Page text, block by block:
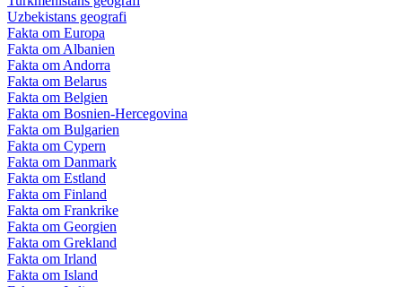
Uzbekistans geografi
Fakta om Europa
Fakta om Albanien
Fakta om Andorra
Fakta om Belarus
Fakta om Belgien
Fakta om Bosnien-Hercegovina
Fakta om Bulgarien
Fakta om Cypern
Fakta om Danmark
Fakta om Estland
Fakta om Finland
Fakta om Frankrike
Fakta om Georgien
Fakta om Grekland
Fakta om Irland
Fakta om Island